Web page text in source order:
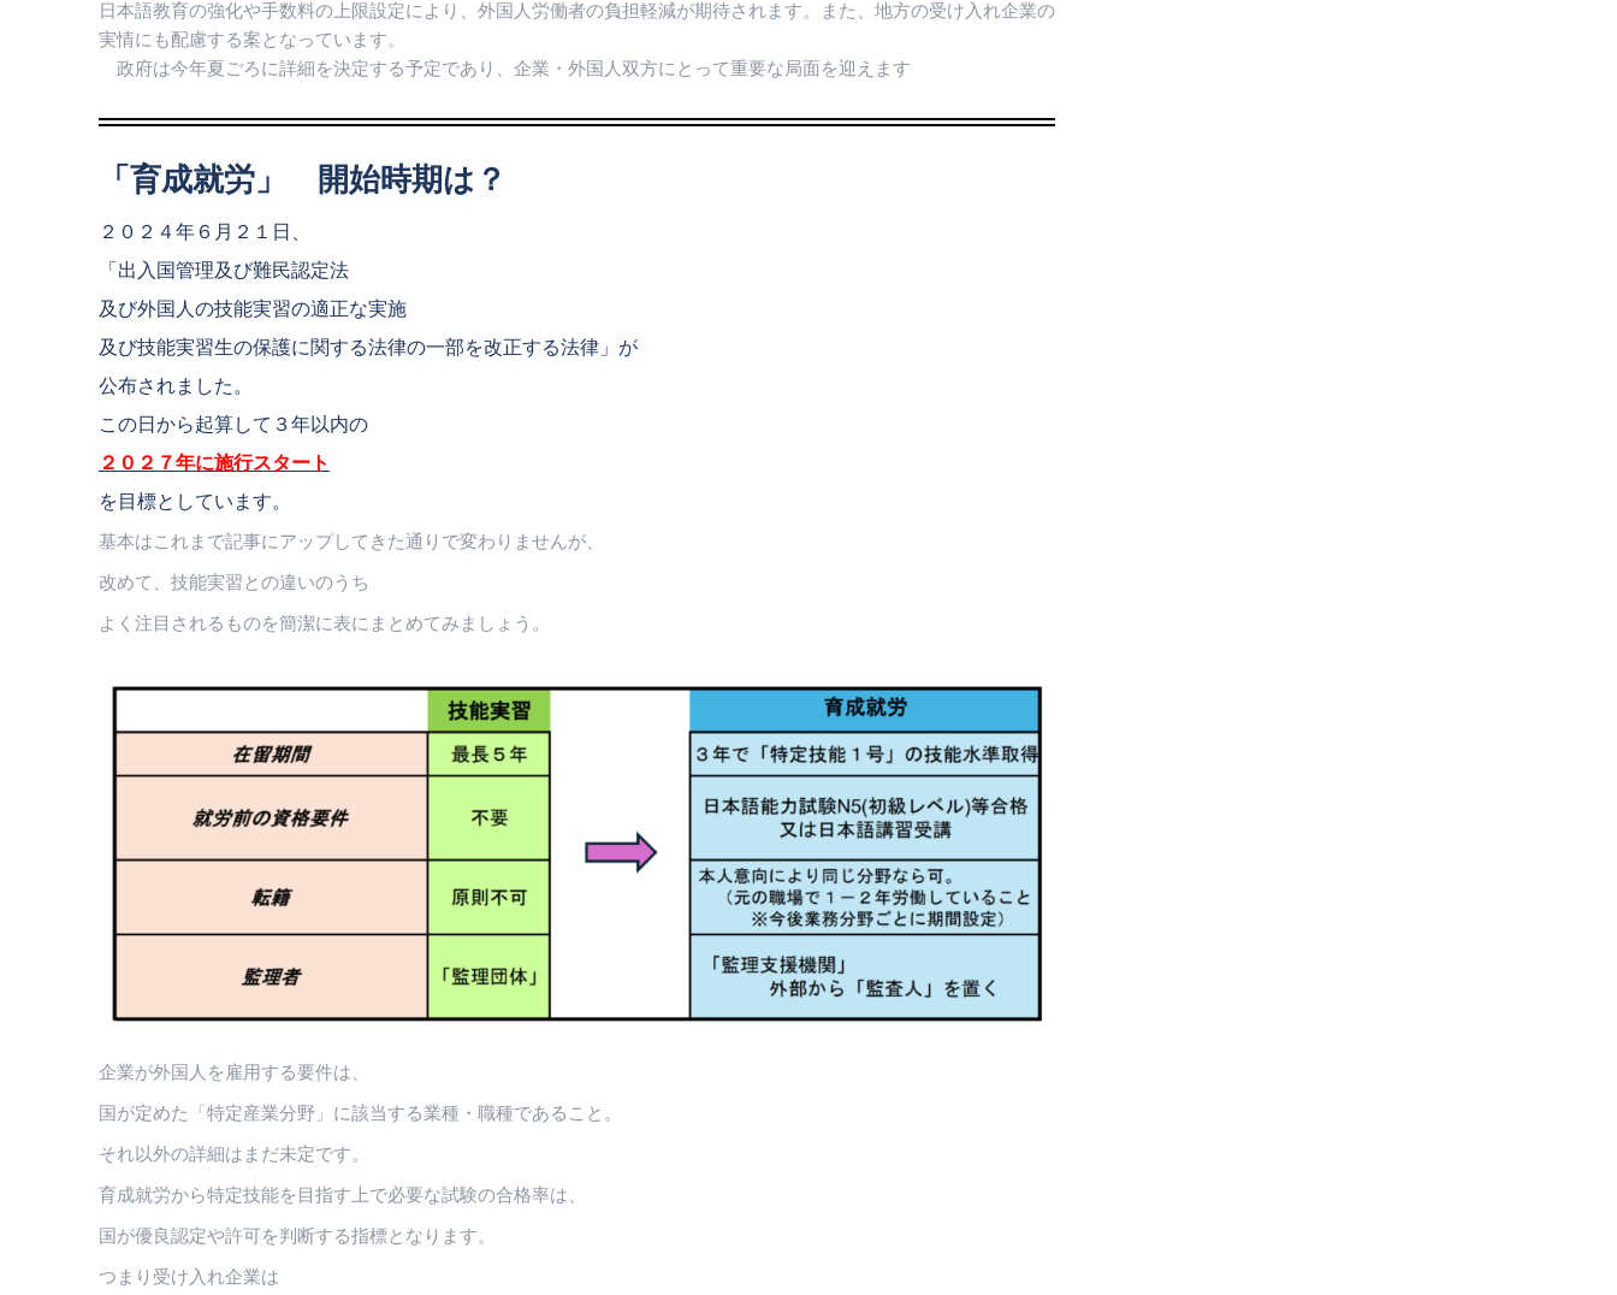
日本語教育の強化や手数料の上限設定により、外国人労働者の負担軽減が期待されます。また、地方の受け入れ企業の
実情にも配慮する案となっています。
政府は今年夏ごろに詳細を決定する予定であり、企業・外国人双方にとって重要な局面を迎えます
「育成就労」 開始時期は？
２０２４年６月２１日、
「出入国管理及び難民認定法
及び外国人の技能実習の適正な実施
及び技能実習生の保護に関する法律の一部を改正する法律」が
公布されました。
この日から起算して３年以内の
２０２７年に施行スタート
を目標としています。
基本はこれまで記事にアップしてきた通りで変わりませんが、
改めて、技能実習との違いのうち
よく注目されるものを簡潔に表にまとめてみましょう。
企業が外国人を雇用する要件は、
国が定めた「特定産業分野」に該当する業種・職種であること。
それ以外の詳細はまだ未定です。
育成就労から特定技能を目指す上で必要な試験の合格率は、
国が優良認定や許可を判断する指標となります。
つまり受け入れ企業は